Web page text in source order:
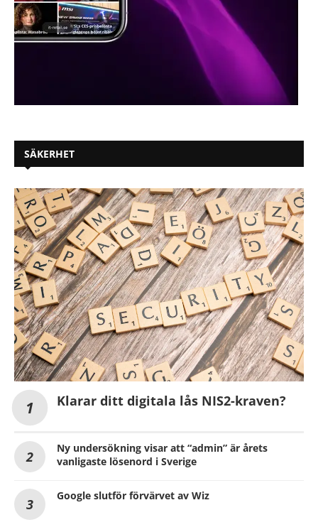
SÄKERHET
Klarar ditt digitala lås NIS2-kraven?
Ny undersökning visar att “admin” är årets
vanligaste lösenord i Sverige
Google slutför förvärvet av Wiz